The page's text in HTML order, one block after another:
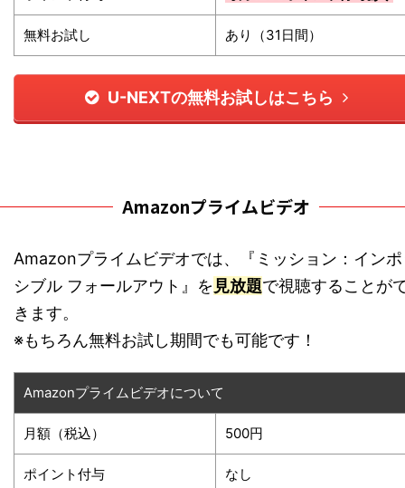
無料お試し あり（31日間）
U-NEXTの無料お試しはこちら
Amazonプライムビデオ
Amazonプライムビデオでは、『ミッション：イン
シブル フォールアウト』を 見放題で視聴することが
きます。
※もちろん無料お試し期間でも可能です！
Amazonプライムビデオについて
月額（税込） 500円
ポイント付与 なし